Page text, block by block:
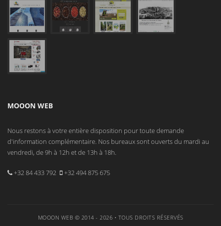
MOOON WEB
Nous restons à votre entière disposition pour toute demande
d'information complémentaire. Nos bureaux sont ouverts du mardi au
vendredi, de 9h à 12h et de 13h à 18h.
+32 84 433 792 +32 494 875 675
MOOON WEB © 2014 - 2026 • TOUS DROITS RÉSERVÉS